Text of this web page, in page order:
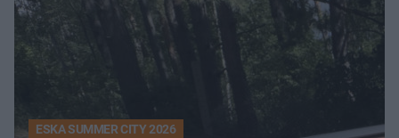
ESKA SUMMER CITY 2026